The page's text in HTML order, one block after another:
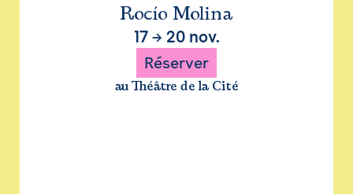
Rocío Molina
17→ 20 nov.
Réserver
au Théâtre de la Cité